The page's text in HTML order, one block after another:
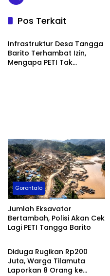
Pos Terkait
Hukum
Infrastruktur Desa Tangga
Barito Terhambat Izin,
Mengapa PETI Tak
Gorontalo
Jumlah Eksavator
Bertambah, Polisi Akan Cek
Lagi PETI Tangga Barito
Boalemo
Diduga Rugikan Rp200
Juta, Warga Tilamuta
Laporkan 8 Orang ke